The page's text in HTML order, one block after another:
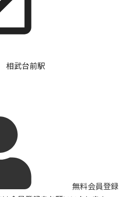
相武台前駅
無料会員登録